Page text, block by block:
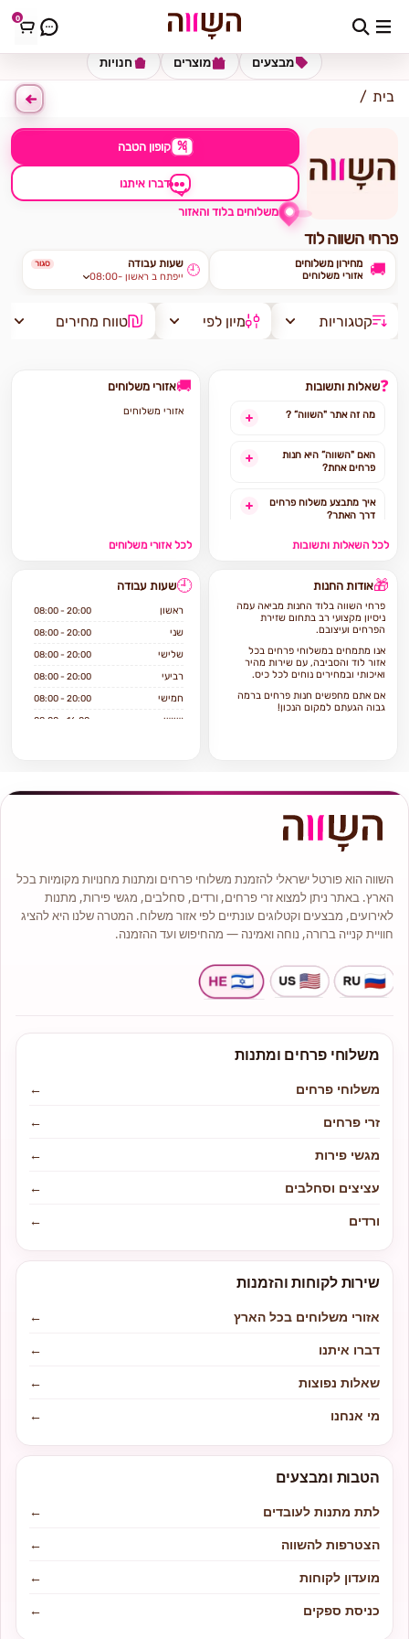
0 כתובת למשלוח הזינו כתובת
חנויות מוצרים מבצעים
בית
% קופון הטבה
דברו איתנו
משלוחים בלוד והאזור
פרחי השווה לוד
מחירון משלוחים
אזורי משלוחים 🚚 שעות עבודה סגור
08:00- ייפתח ב ראשון 🕘
קטגוריות מיון לפי טווח מחירים
❓שאלות ותשובות
מה זה אתר "השווה” ?
האם "השווה” היא חנות
פרחים אחת?
איך מתבצע משלוח פרחים
דרך האתר?
האם ניתן להזמין משלוח
להזמין משלוחים?
אילו מוצרים אפשר להזמין
באתר?
לכל השאלות ותשובות
🚚אזורי משלוחים
אזורי משלוחים
לכל אזורי משלוחים
🎁אודות החנות
פרחי השווה בלוד החנות מביאה עמה
ניסיון מקצועי רב בתחום שזירת
הפרחים ועיצובם.
אנו מתמחים במשלוחי פרחים בכל
אזור לוד והסביבה, עם שירות מהיר
ואיכותי ובמחירים נוחים לכל כיס.
אם אתם מחפשים חנות פרחים ברמה
גבוה הגעתם למקום הנכון!
המתאימים לכל תקציב ולכל אירוע.
בחנות תמצאו מגוון זרי פרחים
בסגנונות קלאסיים, מודרניים
ואמנותיים.
וייחודיים.
סידורי פרחים יוקרתיים ומרשימים.
🕘שעות עבודה
ראשון 08:00 - 20:00
שני 08:00 - 20:00
שלישי 08:00 - 20:00
רביעי 08:00 - 20:00
חמישי 08:00 - 20:00
שישי 08:00 - 16:00
השווה הוא פורטל ישראלי להזמנת משלוחי פרחים ומתנות מחנויות מקומיות בכל
הארץ. באתר ניתן למצוא זרי פרחים, ורדים, סחלבים, מגשי פירות, מתנות
לאירועים, מבצעים וקטלוגים עונתיים לפי אזור משלוח. המטרה שלנו היא להציג
חוויית קנייה ברורה, נוחה ואמינה — מהחיפוש ועד ההזמנה.
משלוחי פרחים ומתנות
משלוחי פרחים
←
זרי פרחים
←
מגשי פירות
←
עציצים וסחלבים
←
ורדים
←
שירות לקוחות והזמנות
אזורי משלוחים בכל הארץ
←
דברו איתנו
←
שאלות נפוצות
←
מי אנחנו
←
הטבות ומבצעים
לתת מתנות לעובדים
←
הצטרפות להשווה
←
מועדון לקוחות
←
כניסת ספקים
←